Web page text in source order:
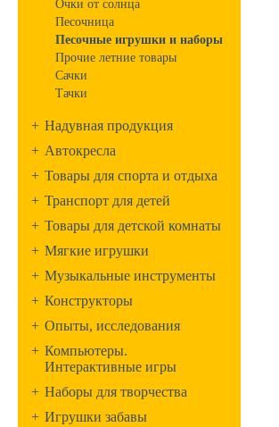
Очки от солнца
Песочница
Песочные игрушки и наборы
Прочие летние товары
Сачки
Тачки
+ Надувная продукция
+ Автокресла
+ Товары для спорта и отдыха
+ Транспорт для детей
+ Товары для детской комнаты
+ Мягкие игрушки
+ Музыкальные инструменты
+ Конструкторы
+ Опыты, исследования
+ Компьютеры.
Интерактивные игры
+ Наборы для творчества
+ Игрушки забавы